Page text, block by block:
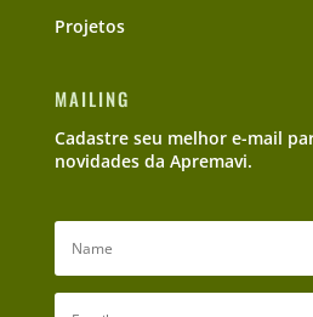
Projetos
MAILING
Cadastre seu melhor e-mail
novidades da Apremavi.